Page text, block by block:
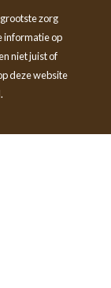
zorg
informatie op
niet juist of
deze website